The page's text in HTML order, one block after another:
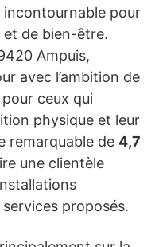
incontournable pour
de bien-être.
Ampuis,
avec l’ambition de
ceux qui
physique et leur
remarquable de 4,7
une clientèle
proposés.